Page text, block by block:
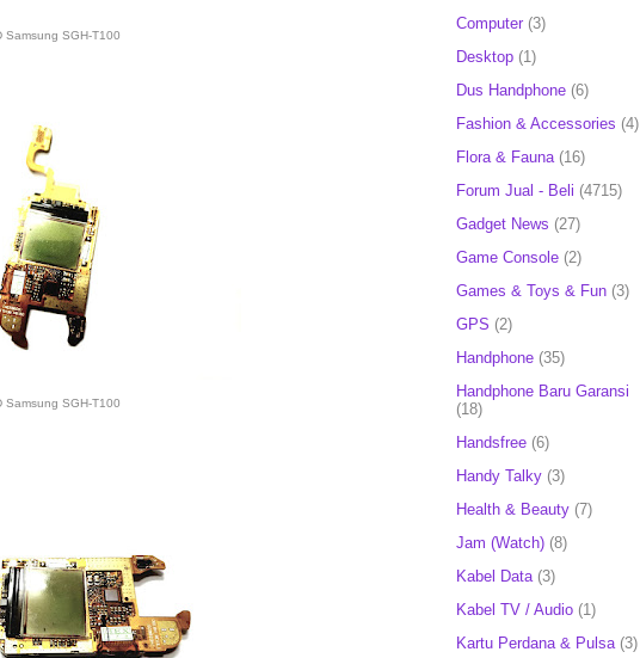
Samsung SGH-T100
Samsung SGH-T100
Computer (3)
Desktop (1)
Dus Handphone (6)
Fashion & Accessories (4)
Flora & Fauna (16)
Forum Jual - Beli (4715)
Gadget News (27)
Game Console (2)
Games & Toys & Fun (3)
GPS (2)
Handphone (35)
Handphone Baru Garansi
(18)
Handsfree (6)
Handy Talky (3)
Health & Beauty (7)
Jam (Watch) (8)
Kabel Data (3)
Kabel TV / Audio (1)
Kartu Perdana & Pulsa (3)